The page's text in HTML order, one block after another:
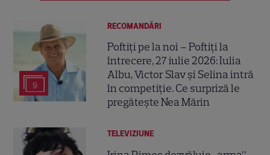
9
RECOMANDĂRI
Poftiți pe la noi – Poftiți la
întrecere, 27 iulie 2026: Iulia
Albu, Victor Slav și Selina intră
în competiție. Ce surpriză le
pregătește Nea Mărin
TELEVIZIUNE